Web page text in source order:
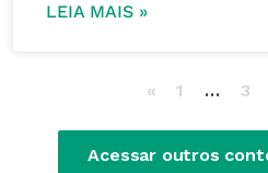
LEIA MAIS »
« 1 … 3
Acessar outros